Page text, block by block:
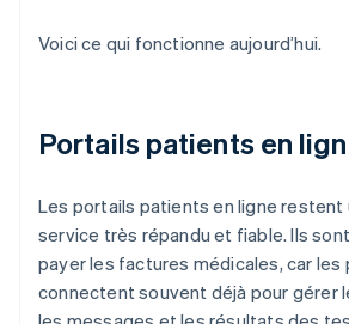
Voici ce qui fonctionne aujourd’hui.
Portails patients en
Les portails patients en ligne restent
service très répandu et fiable. Ils
payer les factures médicales, car les
connectent souvent déjà pour gérer